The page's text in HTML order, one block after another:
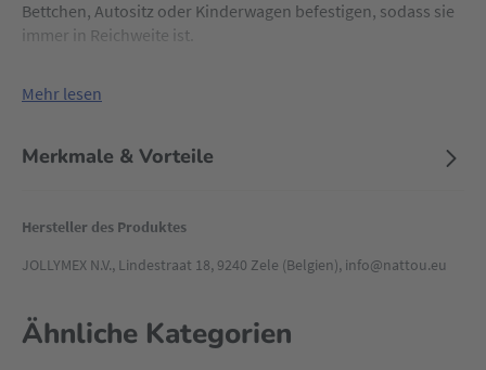
Bettchen, Autositz oder Kinderwagen befestigen, sodass sie
immer in Reichweite ist.
Mehr lesen
Merkmale & Vorteile
Hersteller des Produktes
JOLLYMEX N.V., Lindestraat 18, 9240 Zele (Belgien), info@nattou.eu
Ähnliche Kategorien